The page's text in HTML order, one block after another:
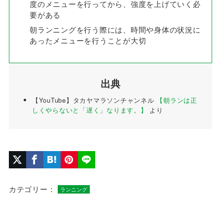
度のメニューを行ってから、強度を上げていく必
要がある
朝ランニングを行う際には、時間や身体の状況に
あったメニューを行うことが大切
出典
【YouTube】タカヤマラソンチャンネル
【朝ランは正
しくやらないと「遅く」なります。】
より
カテゴリー： ランニング